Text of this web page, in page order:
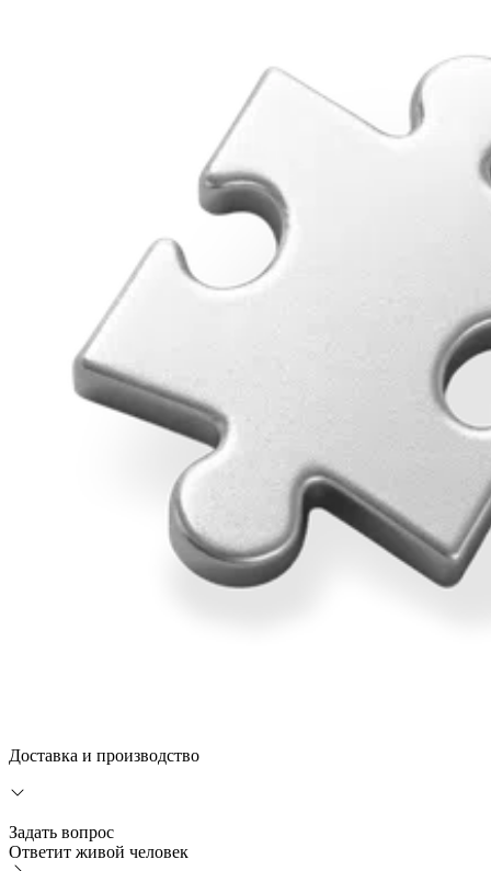
Доставка и производство
Задать вопрос
Ответит живой человек